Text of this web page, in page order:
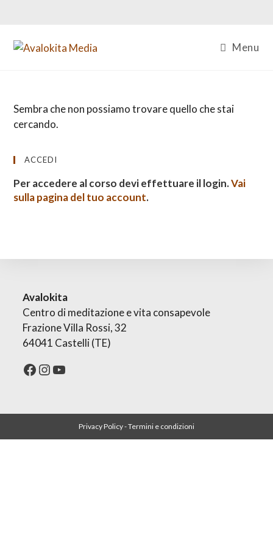
Menu
Sembra che non possiamo trovare quello che stai
cercando.
ACCEDI
Per accedere al corso devi effettuare il login.Vai
sulla pagina del tuo account.
Avalokita
Centro di meditazione e vita consapevole
Frazione Villa Rossi, 32
64041 Castelli (TE)
Facebook
Instagram
YouTube
Privacy Policy-Termini e condizioni